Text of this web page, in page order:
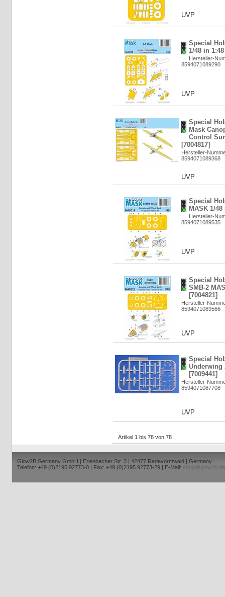
UVP
Special
1/48 in
Hersteller-
8594071089290
UVP
Special
Mask
Control
[7004817]
Hersteller-
8594071089368
UVP
Special
MASK 1/48
Hersteller-
8594071089535
UVP
Special
SMB-2
[7004821]
Hersteller-
8594071089566
UVP
Special
Underwing
[7009441]
Hersteller-
8594071087708
UVP
Artikel 1 bis 78 von 78
Glow2B Germany GmbH | Erlenbacher Str. 3 | 42477 Radevormwald | Germany
Telefon: +49 (0)2195 92773-0 | Fax: +49 (0)2195 92773-29 | E-Mail:
shop@glow2b.de